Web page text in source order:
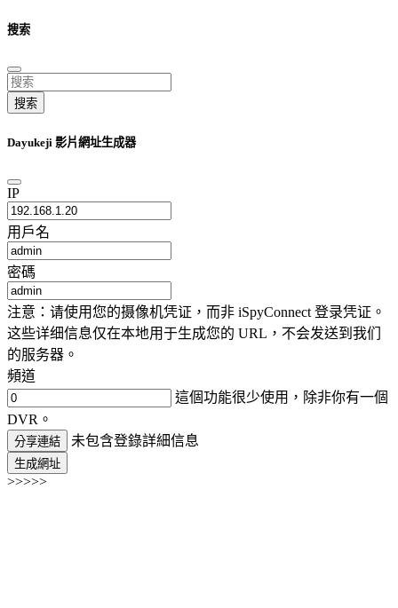
搜索
搜索
Dayukeji 影片網址生成器
IP
用戶名
密碼
注意：请使用您的摄像机凭证，而非 iSpyConnect 登录凭证。
这些详细信息仅在本地用于生成您的 URL，不会发送到我们
的服务器。
頻道
這個功能很少使用，除非你有一個
DVR。
分享連結 未包含登錄詳細信息
生成網址
>>>>>